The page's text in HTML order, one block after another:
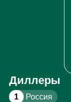
Диллеры
1 Россия